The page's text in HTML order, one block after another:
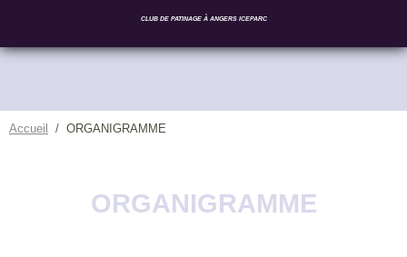
CLUB DE PATINAGE À ANGERS ICEPARC
Accueil ORGANIGRAMME
ORGANIGRAMME